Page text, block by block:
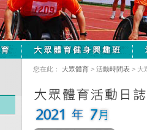
您在此： 大眾體育 > 活動時間表 > 大